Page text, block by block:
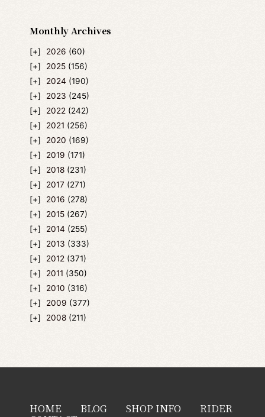
Monthly Archives
2026 (60)
2025 (156)
2024 (190)
2023 (245)
2022 (242)
2021 (256)
2020 (169)
2019 (171)
2018 (231)
2017 (271)
2016 (278)
2015 (267)
2014 (255)
2013 (333)
2012 (371)
2011 (350)
2010 (316)
2009 (377)
2008 (211)
HOME BLOG SHOP INFO RIDER